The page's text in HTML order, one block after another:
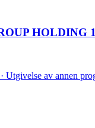
HOLDING
Utgivelse av annen